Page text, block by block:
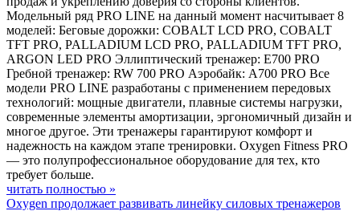
Модельный ряд PRO LINE на данный момент насчитывает 8
моделей: Беговые дорожки: COBALT LCD PRO, COBALT
TFT PRO, PALLADIUM LCD PRO, PALLADIUM TFT PRO,
ARGON LED PRO Эллиптический тренажер: E700 PRO
Гребной тренажер: RW 700 PRO Аэробайк: A700 PRO Все
модели PRO LINE разработаны с применением передовых
технологий: мощные двигатели, плавные системы нагрузки,
современные элементы амортизации, эргономичный дизайн и
многое другое. Эти тренажеры гарантируют комфорт и
надежность на каждом этапе тренировки. Oxygen Fitness PRO
— это полупрофессиональное оборудование для тех, кто
требует больше.
читать полностью »
Oxygen продолжает развивать линейку силовых тренажеров